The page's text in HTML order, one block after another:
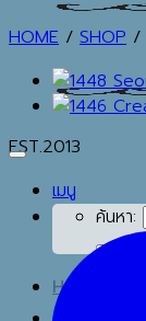
EST.2013
เมนู
ค้นหา:
HOME
HOME / SHOP /